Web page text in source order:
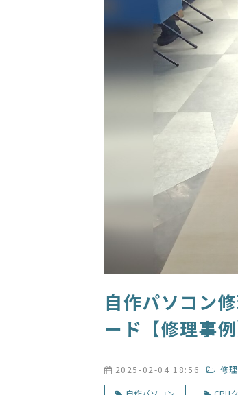
自作パソコン
ード【修理事例
2025-02-04 18:56 修